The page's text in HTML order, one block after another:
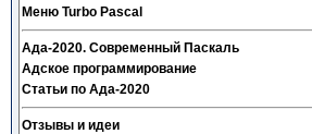
Меню Turbo Pascal
Ада-2020. Современный Паскаль
Адское программирование
Статьи по Ада-2020
Отзывы и идеи